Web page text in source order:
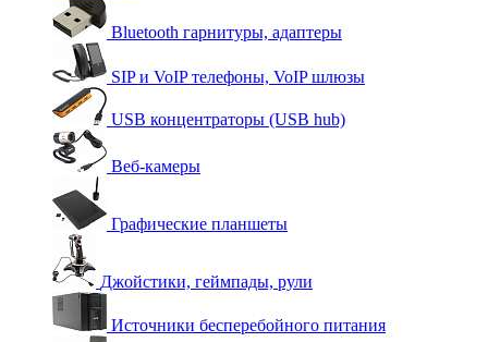
Bluetooth гарнитуры, адаптеры
SIP и VoIP телефоны, VoIP шлюзы
USB концентраторы (USB hub)
Веб-камеры
Графические планшеты
Джойстики, геймпады, рули
Источники бесперебойного питания